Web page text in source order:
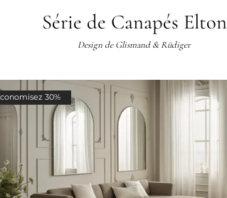
Série de Canapés Elton
Design deGlismand & Rüdiger
30%